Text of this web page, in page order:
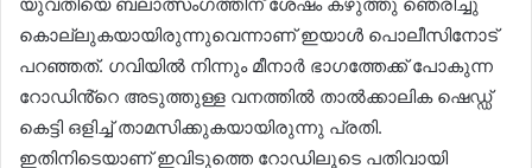
കൊല്ലുകയായിരുന്നുവെന്നാണ് ഇയാൾ പൊലീസിനോട്
പറഞ്ഞത്. ഗവിയിൽ നിന്നും മീനാർ ഭാഗത്തേക്ക് പോകുന്ന
റോഡിൻ്റെ അടുത്തുള്ള വനത്തിൽ താൽക്കാലിക ഷെഡ്ഡ്
കെട്ടി ഒളിച്ച് താമസിക്കുകയായിരുന്നു പ്രതി.
ഇതിനിടെയാണ് ഇവിടുത്തെ റോഡിലൂടെ പതിവായി